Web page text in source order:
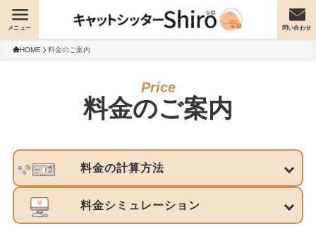
問い合わせ
メニュー
HOME 料金のご案内
料金のご案内
料金の計算方法
料金シミュレーション